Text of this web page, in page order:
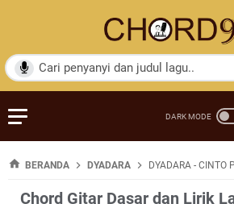
BERANDA DYADARA DYADARA - CINTO
Chord Gitar Dasar dan Lirik